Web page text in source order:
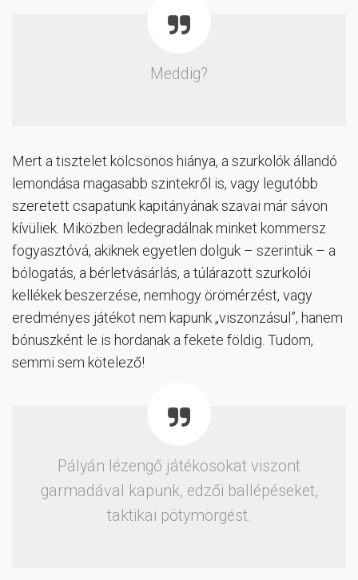
Meddig?
Mert a tisztelet kölcsönös hiánya, a szurkolók állandó
lemondása magasabb szintekről is, vagy legutóbb
szeretett csapatunk kapitányának szavai már sávon
kívüliek. Miközben ledegradálnak minket kommersz
fogyasztóvá, akiknek egyetlen dolguk – szerintük – a
bólogatás, a bérletvásárlás, a túlárazott szurkolói
kellékek beszerzése, nemhogy örömérzést, vagy
eredményes játékot nem kapunk „viszonzásul”, hanem
bónuszként le is hordanak a fekete földig. Tudom,
semmi sem kötelező!
Pályán lézengő játékosokat viszont
garmadával kapunk, edzői ballépéseket,
taktikai pötymörgést.